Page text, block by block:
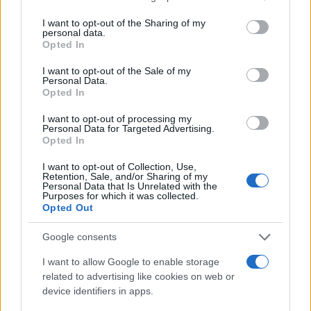
not limited to your visit or usage behaviour. You may click to
grant or deny consent to Google and its third-party tags to
use your data for below specified purposes in below Google
consent section.
I want to opt-out of the Sharing of my
personal data.
Opted In
I want to opt-out of the Sale of my
Personal Data.
Opted In
I want to opt-out of processing my
Personal Data for Targeted Advertising.
Opted In
I want to opt-out of Collection, Use,
Retention, Sale, and/or Sharing of my
Personal Data that Is Unrelated with the
Purposes for which it was collected.
Opted Out
Google consents
I want to allow Google to enable storage
related to advertising like cookies on web or
device identifiers in apps.
ουσιαστικά ουδέτερο αποτύπωμα άνθρακα και χωρίς
τον περιβαλλοντικό αντίκτυπο των πρώτης γενιάς
βιοκαυσίμων.
Η αναθεώρηση του πλαισίου για τα καύσιμα θα
μπορούσε να ανακουφίσει μια αυτοκινητοβιομηχανία
που δυσκολεύεται να ακολουθήσει τον ρυθμό της
υλών για τις μπαταρίες, η περιορισμένη διαθεσιμότητα
κρίσιμων μετάλλων και η αργή ανάπτυξη υποδομών
φόρτισηςκαθιστούν τον στόχο για πλήρη
απεξάρτηση από τα ορυκτά καύσιμα ως το 2035 όλο
και πιο φιλόδοξο – ίσως και ουτοπικό
Παράλληλα με το άνοιγμα προς τα εναλλακτικά
καύσιμα, ηVon der Leyenανακοίνωσε ότι η Επιτροπή